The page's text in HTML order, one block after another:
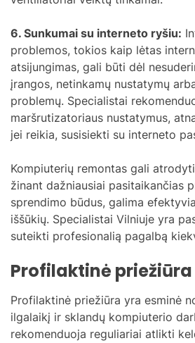
6. Sunkumai su interneto ryšiu:
problemos, tokios kaip lėtas
atsijungimas, gali būti dėl
įrangos, netinkamų nustatymų
problemų. Specialistai
maršrutizatoriaus nustatymus,
jei reikia, susisiekti su interneto
Kompiuterių remontas gali
žinant dažniausiai pasitaikančias
sprendimo būdus, galima
iššūkių. Specialistai Vilniuje yra
suteikti profesionalią pagalbą
Profilaktinė priežiūra
Profilaktinė priežiūra yra esminė
ilgalaikį ir sklandų kompiuterio
rekomenduoja reguliariai atlikti